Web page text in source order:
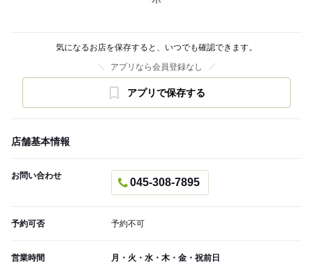
気になるお店を保存すると、いつでも確認できます。
アプリなら会員登録なし
アプリで保存する
店舗基本情報
お問い合わせ
045-308-7895
予約可否 予約不可
営業時間 月・火・水・木・金・祝前日